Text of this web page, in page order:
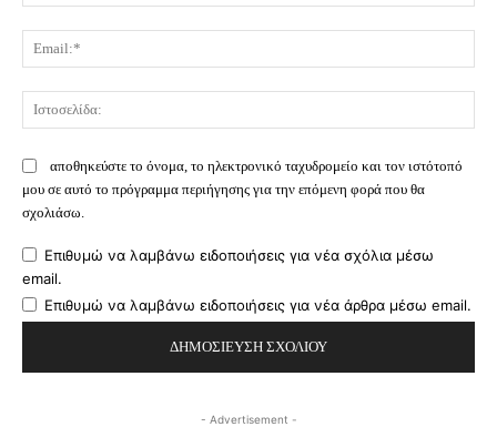
αποθηκεύστε το όνομα, το ηλεκτρονικό ταχυδρομείο και τον ιστότοπό
μου σε αυτό το πρόγραμμα περιήγησης για την επόμενη φορά που θα
σχολιάσω.
Επιθυμώ να λαμβάνω ειδοποιήσεις για νέα σχόλια μέσω
email.
Επιθυμώ να λαμβάνω ειδοποιήσεις για νέα άρθρα μέσω email.
- Advertisement -